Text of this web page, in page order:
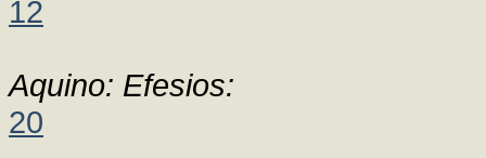
12
Aquino: Efesios:
20